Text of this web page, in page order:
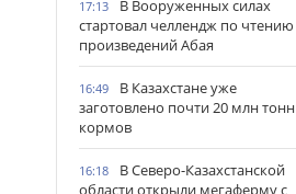
17:13
В Вооруженных силах
стартовал челлендж по чтению
произведений Абая
16:49
В Казахстане уже
заготовлено почти 20 млн тонн
кормов
16:18
В Северо-Казахстанской
области открыли мегаферму с